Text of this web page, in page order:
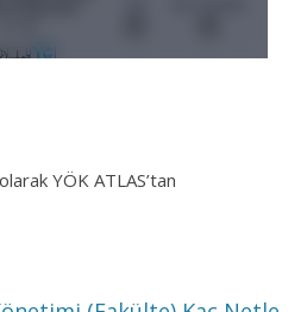
YÖK ATLAS’tan